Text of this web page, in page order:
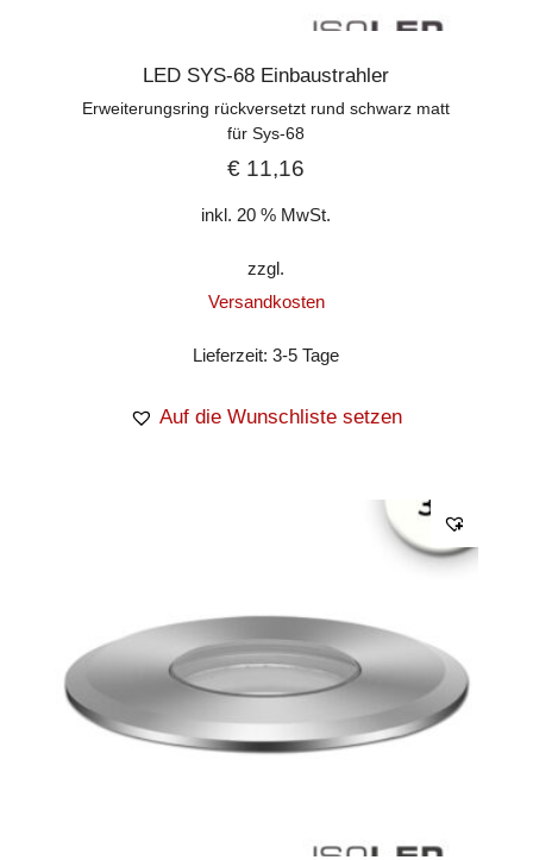
LED SYS-68 Einbaustrahler
Erweiterungsring rückversetzt rund schwarz matt
für Sys-68
€ 11,16
inkl. 20 % MwSt.
zzgl.
Versandkosten
Lieferzeit:3-5 Tage
Auf die Wunschliste setzen